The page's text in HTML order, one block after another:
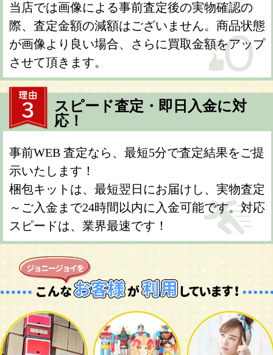
当店では画像による事前査定後の実物確認の
際、査定金額の減額はございません。商品状態
が画像より良い場合、さらに買取金額をアップ
させて頂きます。
スピード査定・即日入金に対
応！
事前WEB 査定なら、最短5分で査定結果をご提
示いたします！
梱包キットは、最短翌日にお届けし、実物査定
～ご入金まで24時間以内に入金可能です。対応
スピードは、業界最速です！